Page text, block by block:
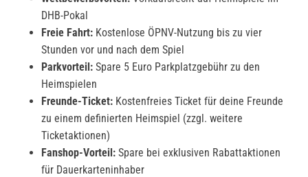
DHB-Pokal
Freie Fahrt: Kostenlose ÖPNV-Nutzung bis zu vier
Stunden vor und nach dem Spiel
Parkvorteil: Spare 5 Euro Parkplatzgebühr zu den
Heimspielen
Freunde-Ticket: Kostenfreies Ticket für deine Freunde
zu einem definierten Heimspiel (zzgl. weitere
Ticketaktionen)
Fanshop-Vorteil: Spare bei exklusiven Rabattaktionen
für Dauerkarteninhaber